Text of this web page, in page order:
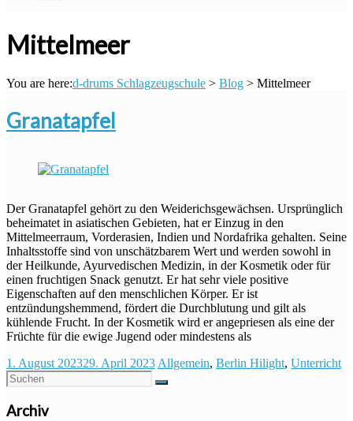
Mittelmeer
You are here:d-drums Schlagzeugschule > Blog > Mittelmeer
Granatapfel
Der Granatapfel gehört zu den Weiderichsgewächsen. Ursprünglich
beheimatet in asiatischen Gebieten, hat er Einzug in den
Mittelmeerraum, Vorderasien, Indien und Nordafrika gehalten. Seine
Inhaltsstoffe sind von unschätzbarem Wert und werden sowohl in
der Heilkunde, Ayurvedischen Medizin, in der Kosmetik oder für
einen fruchtigen Snack genutzt. Er hat sehr viele positive
Eigenschaften auf den menschlichen Körper. Er ist
entzündungshemmend, fördert die Durchblutung und gilt als
kühlende Frucht. In der Kosmetik wird er angepriesen als eine der
Früchte für die ewige Jugend oder mindestens als
1. August 202329. April 2023Allgemein, Berlin Hilight, Unterricht
Archiv